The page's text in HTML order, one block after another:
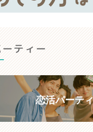
恋活パーテ